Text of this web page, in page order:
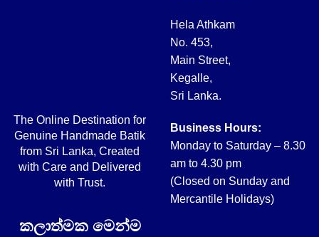
The Online Destination for
Genuine Handmade Batik
from Sri Lanka, Created
with Care and Delivered
with Trust.
කලාත්මක මෙන්ම
Hela Athkam
No. 453,
Main Street,
Kegalle,
Sri Lanka.
Business Hours:
Monday to Saturday – 8.30
am to 4.30 pm
(Closed on Sunday and
Mercantile Holidays)